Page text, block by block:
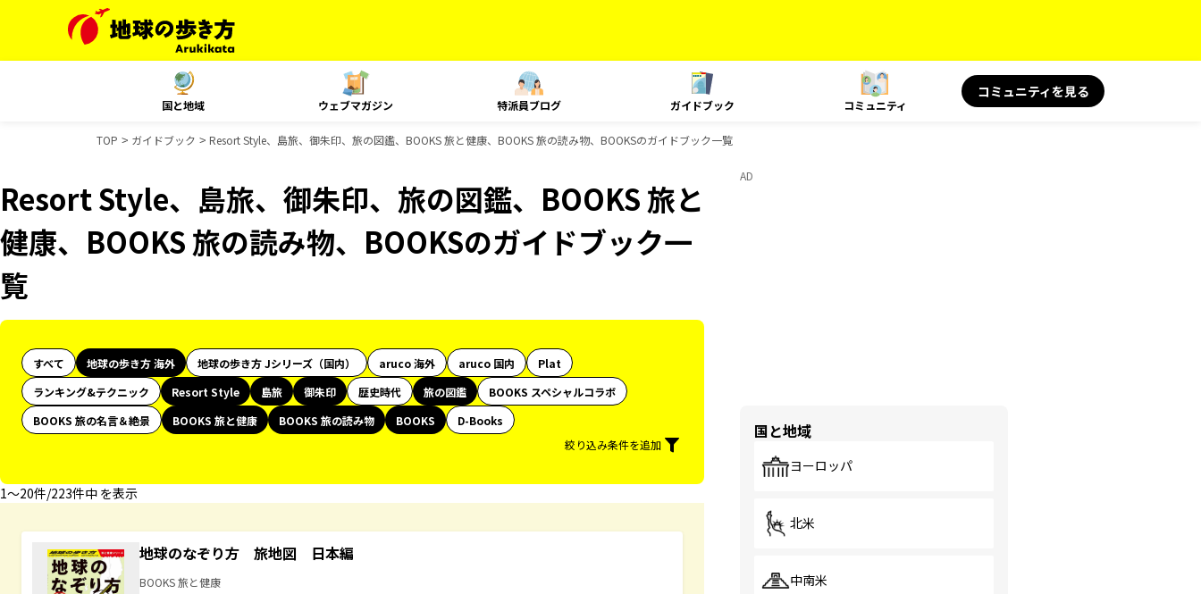
国と地域 ウェブマガジン 特派員ブログ ガイドブック コミュニティ
コミュニティを見る
TOP ガイドブック Resort Style、島旅、御朱印、旅の図鑑、BOOKS 旅と健康、BOOKS 旅の読み物、BOOKSのガイドブック一覧
Resort Style、島旅、御朱印、旅の図鑑、BOOKS 旅と
健康、BOOKS 旅の読み物、BOOKSのガイドブック一
覧
すべて 地球の歩き方 海外 地球の歩き方 Jシリーズ（国内） aruco 海外 aruco 国内
Plat
ランキング&テクニック
Resort Style 島旅 御朱印 歴史時代 旅の図鑑
BOOKS スペシャルコラボ
BOOKS 旅の名言＆絶景
BOOKS 旅と健康 BOOKS 旅の読み物 BOOKS
D-Books
絞り込み条件を追加
1〜20件/223件中 を表示
地球のなぞり方 旅地図 日本編
BOOKS 旅と健康
AD
国と地域
ヨーロッパ
北米
中南米